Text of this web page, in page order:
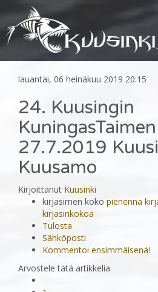
lauantai, 06 heinäkuu 2019 20:15
24. Kuusingin
27.7.2019
Kuusamo
Kirjoittanut Kuusinki
kirjasimen koko pienennä
kirjasinkokoa
Tulosta
Sähköposti
Kommentoi ensimmäisenä!
Arvostele tätä artikkelia